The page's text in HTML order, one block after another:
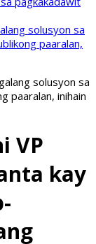
solusyon sa
paaralan,
solusyon sa
paaralan, inihain
VP
kay